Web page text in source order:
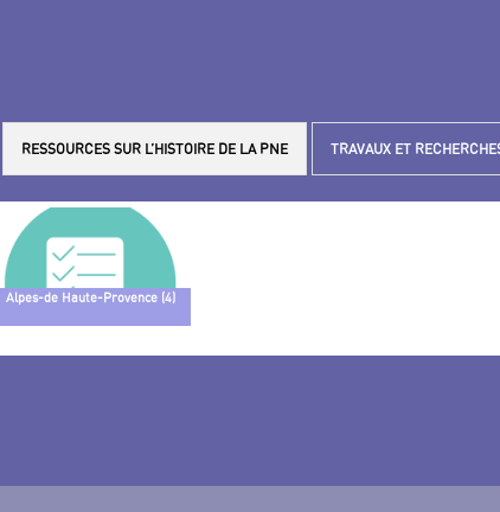
RESSOURCES SUR L’HISTOIRE DE LA PNE TRAVAUX ET
Alpes-de Haute-Provence (4)